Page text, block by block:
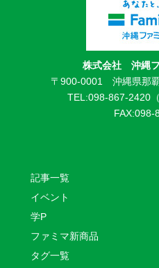
株式会社 沖縄
〒900-0001 沖縄県那
TEL:098-867-2420
FAX:098-
記事一覧
イベント
学P
ファミマ新商品
タグ一覧